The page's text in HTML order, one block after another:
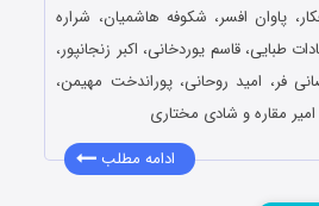
پاوان افسر، شکوفه هاشمیان، شراره
طبایی، قاسم یوردخانی، اکبر زنجانپور،
فر، امید روحانی، پوراندخت مهیمن،
مقاره و شادی مختاری
ادامه مطلب